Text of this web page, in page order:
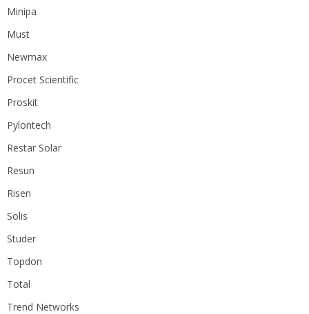
Minipa
Must
Newmax
Procet Scientific
Proskit
Pylontech
Restar Solar
Resun
Risen
Solis
Studer
Topdon
Total
Trend Networks